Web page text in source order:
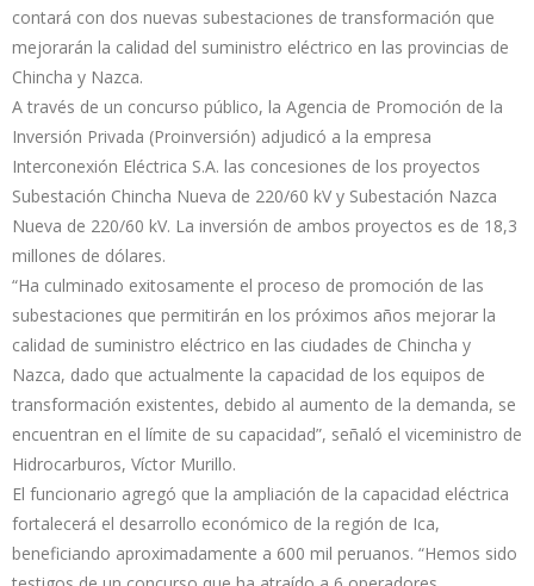
contará con dos nuevas subestaciones de transformación que
mejorarán la calidad del suministro eléctrico en las provincias de
Chincha y Nazca.
A través de un concurso público, la Agencia de Promoción de la
Inversión Privada (Proinversión) adjudicó a la empresa
Interconexión Eléctrica S.A. las concesiones de los proyectos
Subestación Chincha Nueva de 220/60 kV y Subestación Nazca
Nueva de 220/60 kV. La inversión de ambos proyectos es de 18,3
millones de dólares.
“Ha culminado exitosamente el proceso de promoción de las
subestaciones que permitirán en los próximos años mejorar la
calidad de suministro eléctrico en las ciudades de Chincha y
Nazca, dado que actualmente la capacidad de los equipos de
transformación existentes, debido al aumento de la demanda, se
encuentran en el límite de su capacidad”, señaló el viceministro de
Hidrocarburos, Víctor Murillo.
El funcionario agregó que la ampliación de la capacidad eléctrica
fortalecerá el desarrollo económico de la región de Ica,
beneficiando aproximadamente a 600 mil peruanos. “Hemos sido